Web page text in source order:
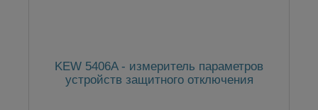
KEW 5406A - измеритель параметров
устройств защитного отключения